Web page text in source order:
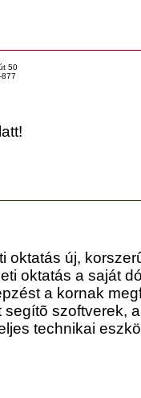
50
oktatás új,
oktatás a saját
a kornak
szoftverek,
technikai